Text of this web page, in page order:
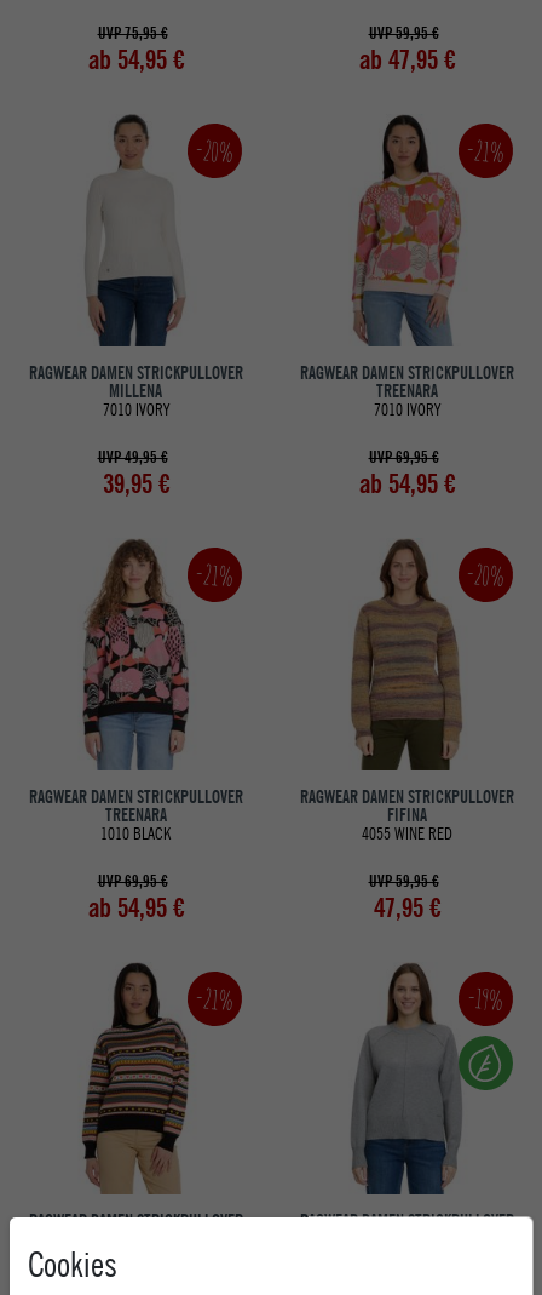
UVP 75,95 €
ab 54,95 €
UVP 59,95 €
ab 47,95 €
-20%
RAGWEAR DAMEN STRICKPULLOVER
MILLENA
7010 IVORY
UVP 49,95 €
39,95 €
-21%
RAGWEAR DAMEN STRICKPULLOVER
TREENARA
7010 IVORY
UVP 69,95 €
ab 54,95 €
-21%
RAGWEAR DAMEN STRICKPULLOVER
TREENARA
1010 BLACK
UVP 69,95 €
ab 54,95 €
-20%
RAGWEAR DAMEN STRICKPULLOVER
FIFINA
4055 WINE RED
UVP 59,95 €
47,95 €
-21%
RAGWEAR DAMEN STRICKPULLOVER
8009 MULTI COMBO
-19%
RAGWEAR DAMEN STRICKPULLOVER
Cookies